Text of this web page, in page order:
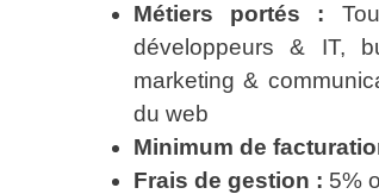
Métiers portés :
développeurs & IT,
marketing &
du web
Minimum de
Frais de gestion : 5%